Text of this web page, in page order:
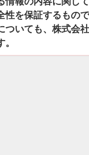
性を保証するもの
ついても、株式会